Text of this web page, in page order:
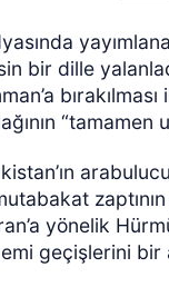
bir dille
“tamamen
yönelik
geçişlerini